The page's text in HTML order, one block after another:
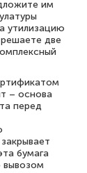
им
утилизацию
две
– основа
перед
бумага
вывозом